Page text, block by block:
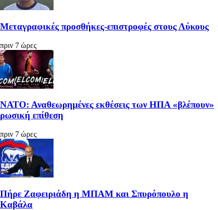
Μεταγραφικές προσθήκες-επιστροφές στους Λύκους
πριν 7 ώρες
ΝΑΤΟ: Αναθεωρημένες εκθέσεις των ΗΠΑ «βλέπουν»
ρωσική επίθεση
πριν 7 ώρες
Πήρε Ζαφειριάδη η ΜΠΑΜ και Σπυρόπουλο η
Καβάλα